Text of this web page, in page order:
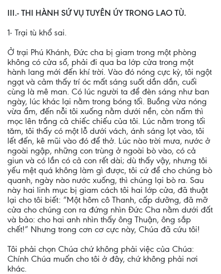
III.- THI HÀNH SỨ VỤ TUYÊN ÚY TRONG LAO TÙ.
1- Trại tù khổ sai.
Ở trại Phú Khánh, Ðức cha bị giam trong một phòng
không có cửa sổ, phải đi qua ba lớp cửa trong một
hành lang mới đến khí trời. Vào đó nóng cực kỳ, tôi ngột
ngạt và cảm thấy trí óc mất sáng suốt dần dần, cuối
cùng là mê man. Có lúc người ta để đèn sáng như ban
ngày, lúc khác lại nằm trong bóng tối. Buồng vừa nóng
vừa ẩm, đến nỗi tôi xuống nằm dưới nền, còn nấm thì
mọc lên trắng cả chiếc chiếu của tôi. Lúc nằm trong tối
tăm, tôi thấy có một lỗ dưới vách, ánh sáng lọt vào, tôi
lết đến, kê mũi vào đó để thở. Lúc nào trời mưa, nước ở
ngoài ngập, những con trùng ở ngoài bò vào, có cả
giun và có lần có cả con rết dài; dù thấy vậy, nhưng tôi
yếu mệt quá không làm gì được, tôi cứ để cho chúng bò
quanh, ngày nào nước xuống, thì chúng lại bò ra. Sau
này hai linh mục bị giam cách tôi hai lớp cửa, đã thuật
lại cho tôi biết: “Một hôm cô Thanh, cấp dưỡng, đã mỡ
cửa cho chúng con ra đứng nhìn Ðức Cha nằm dưới đất
và bảo: cho hai anh nhìn thấy ông Thuận, ông sắp
chết!” Nhưng trong cơn cơ cực này, Chúa đã cứu tôi!
Tôi phải chọn Chúa chứ không phải việc của Chúa:
Chính Chúa muốn cho tôi ở đây, chứ không phải nơi
khác.